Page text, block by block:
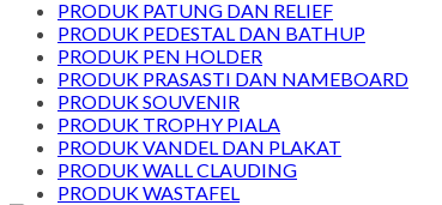
PRODUK PATUNG DAN RELIEF
PRODUK PEDESTAL DAN BATHUP
PRODUK PEN HOLDER
PRODUK PRASASTI DAN NAMEBOARD
PRODUK SOUVENIR
PRODUK TROPHY PIALA
PRODUK VANDEL DAN PLAKAT
PRODUK WALL CLAUDING
PRODUK WASTAFEL